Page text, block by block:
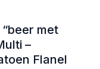
met
–
Flanel